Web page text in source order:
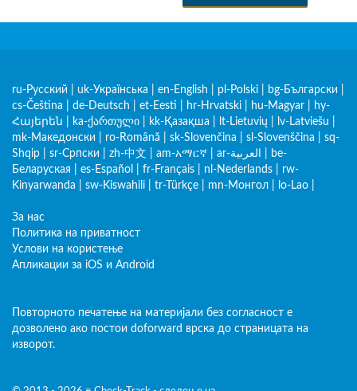
ru-Русский uk-Українська en-English pl-Polski bg-Български
cs-Čeština
de-Deutsch et-Eesti hr-Hrvatski hu-Magyar
hy-
Հայերեն
ka-ქართული kk-Қазақша lt-Lietuvių lv-Latviešu
mk-Македонски
ro-Română sk-Slovenčina sl-Slovenščina
sq-
Shqip
sr-Српски zh-中文 am-አማርኛ ar-العربية
be-
Беларуская
es-Español fr-Français nl-Nederlands
rw-
Kinyarwanda
sw-Kiswahili tr-Türkçe mn-Монгол lo-Lao
За нас
Политика на приватност
Услови на користење
Апликации за iOS и Android
Повторното печатење на материјали без согласност е
дозволено ако постои doforward врска до страницата на
изворот.